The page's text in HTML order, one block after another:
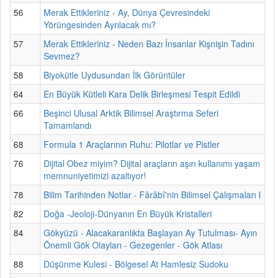
56
Merak Ettikleriniz - Ay, Dünya Çevresindeki
Yörüngesinden Ayrılacak mı?
57
Merak Ettikleriniz - Neden Bazı İnsanlar Kişnişin Tadını
Sevmez?
58
Biyokütle Uydusundan İlk Görüntüler
64
En Büyük Kütleli Kara Delik Birleşmesi Tespit Edildi
66
Beşinci Ulusal Arktik Bilimsel Araştırma Seferi
Tamamlandı
68
Formula 1 Araçlarının Ruhu: Pilotlar ve Pistler
76
Dijital Obez miyim? Dijital araçların aşırı kullanımı yaşam
memnuniyetimizi azaltıyor!
78
Bilim Tarihinden Notlar - Fârâbî'nin Bilimsel Çalışmaları I
82
Doğa -Jeoloji-Dünyanın En Büyük Kristalleri
84
Gökyüzü - Alacakaranlıkta Başlayan Ay Tutulması- Ayın
Önemli Gök Olayları - Gezegenler - Gök Atlası
88
Düşünme Kulesi - Bölgesel At Hamlesiz Sudoku